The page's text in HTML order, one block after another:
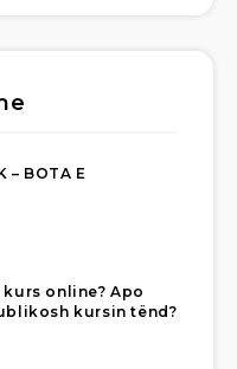
– BOTA E
online? Apo
kursin tënd?